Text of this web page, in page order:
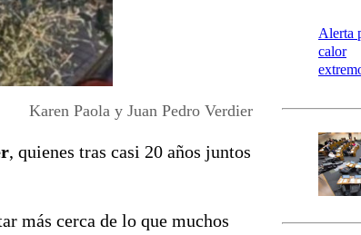
Karen Paola y Juan Pedro Verdier
, quienes tras casi 20 años juntos
más cerca de lo que muchos
Alerta
calor
activa
tres